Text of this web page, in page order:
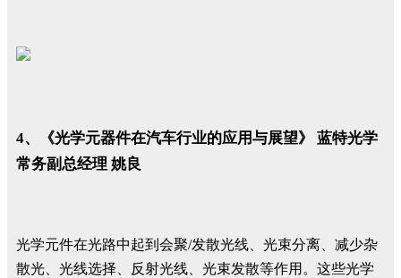
4、《光学元器件在汽车行业的应用与展望》 蓝特光学
常务副总经理 姚良
光学元件在光路中起到会聚/发散光线、光束分离、减少杂
散光、光线选择、反射光线、光束发散等作用。这些光学